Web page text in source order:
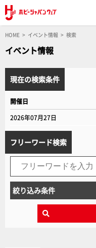
HOME イベント情報 検索
イベント情報
現在の検索条件
開催日
2026年07月27日
フリーワード検索
絞り込み条件